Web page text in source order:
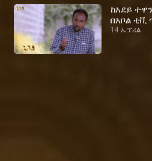
ከአደይ
በአቦል ቲቪ
14 ኤፕሪል